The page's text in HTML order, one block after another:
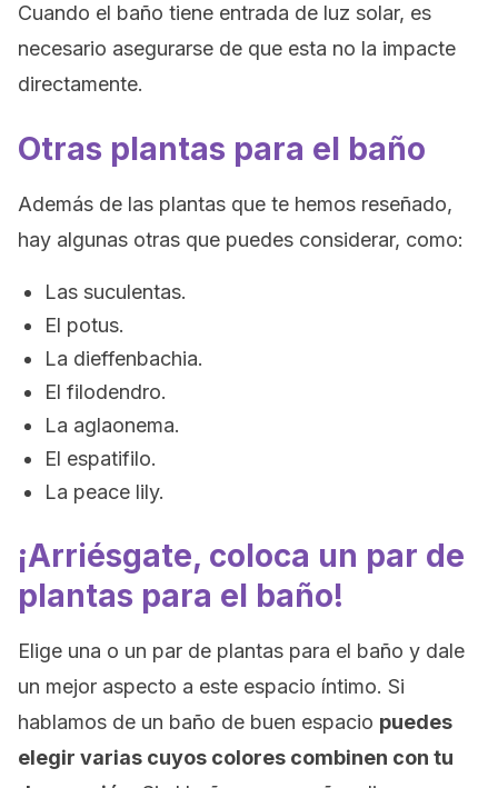
Cuando el baño tiene entrada de luz solar, es
necesario asegurarse de que esta no la impacte
directamente.
Otras plantas para el baño
Además de las plantas que te hemos reseñado,
hay algunas otras que puedes considerar, como:
Las suculentas.
El potus.
La dieffenbachia.
El filodendro.
La aglaonema.
El espatifilo.
La peace lily.
¡Arriésgate, coloca un par de
plantas para el baño!
Elige una o un par de plantas para el baño y dale
un mejor aspecto a este espacio íntimo. Si
hablamos de un baño de buen espacio puedes
elegir varias cuyos colores combinen con tu